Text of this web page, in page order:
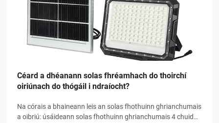
Céard a dhéanann solas fhréamhach do thoirchí
oiriúnach do thógáil i ndraíocht?
Na córais a bhaineann leis an solas fhothuinn ghrianchumais
a oibriú: úsáideann solas fhothuinn ghrianchumais 4 chuid